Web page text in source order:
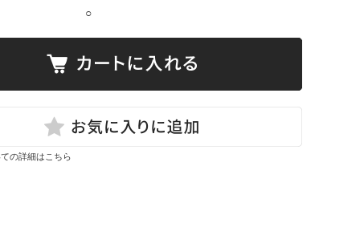
○
の詳細はこちら